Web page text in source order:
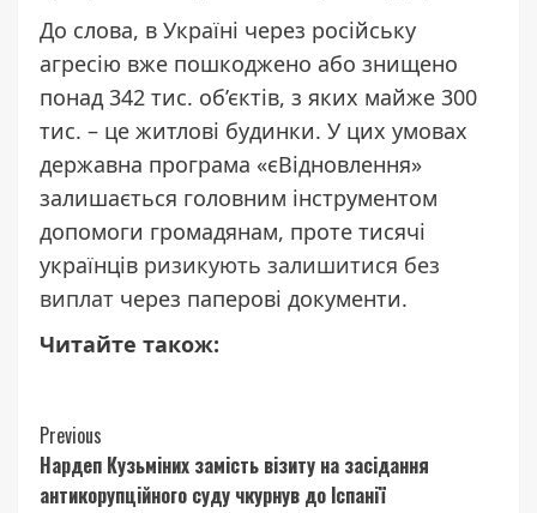
До слова, в Україні через російську
агресію вже пошкоджено або знищено
понад 342 тис. об’єктів, з яких майже 300
тис. – це житлові будинки. У цих умовах
державна програма «єВідновлення»
залишається головним інструментом
допомоги громадянам, проте тисячі
українців ризикують залишитися без
виплат через паперові документи.
Читайте також:
Continue
Reading
Previous
Нардеп Кузьміних замість візиту на засідання
антикорупційного суду чкурнув до Іспанії